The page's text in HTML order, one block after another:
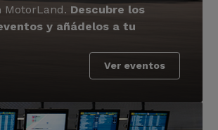
MotorLand. Descubre los
y añádelos a tu
Ver eventos